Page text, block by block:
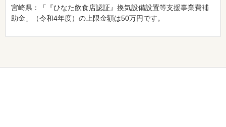
宮崎県：「『ひなた飲食店認証』換気設備設置等支援事業費補
助金」（令和4年度）の上限金額は50万円です。